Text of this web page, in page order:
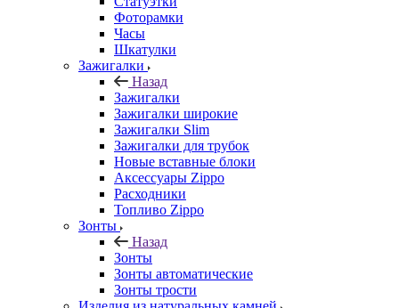
Фоторамки
Часы
Шкатулки
Зажигалки
Назад
Зажигалки
Зажигалки широкие
Зажигалки Slim
Зажигалки для трубок
Новые вставные блоки
Аксессуары Zippo
Расходники
Топливо Zippo
Зонты
Назад
Зонты
Зонты автоматические
Зонты трости